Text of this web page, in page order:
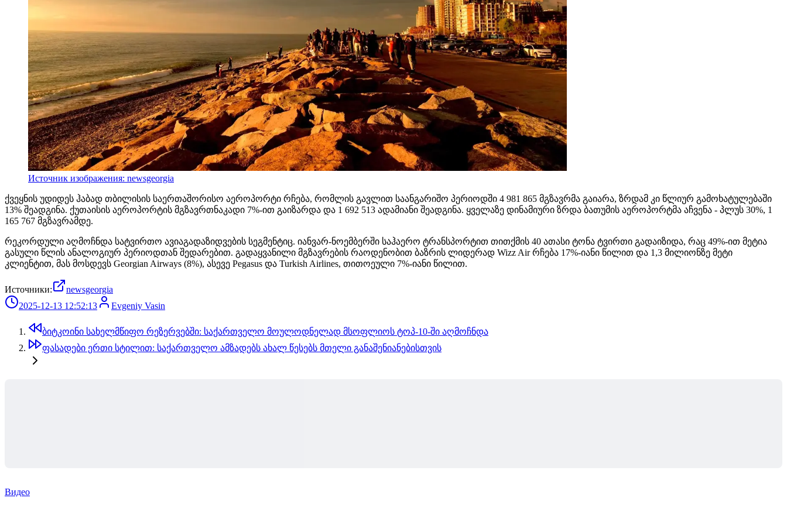
Источник изображения: newsgeorgia
ქვეყნის უდიდეს ჰაბად თბილისის საერთაშორისო აეროპორტი რჩება, რომლის გავლით საანგარიშო პერიოდში 4 981 865 მგზავრმა გაიარა, ზრდამ კი წლიურ გამოხატულებაში
13% შეადგინა. ქუთაისის აეროპორტის მგზავრთნაკადი 7%-ით გაიზარდა და 1 692 513 ადამიანი შეადგინა. ყველაზე დინამიური ზრდა ბათუმის აეროპორტმა აჩვენა - პლუს 30%, 1
165 767 მგზავრამდე.
რეკორდული აღმოჩნდა სატვირთო ავიაგადაზიდვების სეგმენტიც. იანვარ-ნოემბერში საჰაერო ტრანსპორტით თითქმის 40 ათასი ტონა ტვირთი გადაიზიდა, რაც 49%-ით მეტია
გასული წლის ანალოგიურ პერიოდთან შედარებით. გადაყვანილი მგზავრების რაოდენობით ბაზრის ლიდერად Wizz Air რჩება 17%-იანი წილით და 1,3 მილიონზე მეტი
კლიენტით, მას მოსდევს Georgian Airways (8%), ასევე Pegasus და Turkish Airlines, თითოეული 7%-იანი წილით.
Источники:
newsgeorgia
2025-12-13 12:52:13
Evgeniy Vasin
ბიტკოინი სახელმწიფო რეზერვებში: საქართველო მოულოდნელად მსოფლიოს ტოპ-10-ში აღმოჩნდა
ფასადები ერთი სტილით: საქართველო ამზადებს ახალ წესებს მთელი განაშენიანებისთვის
Видео